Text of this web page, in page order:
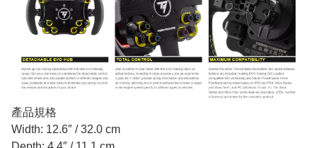
產品規格
Width: 12.6″ / 32.0 cm